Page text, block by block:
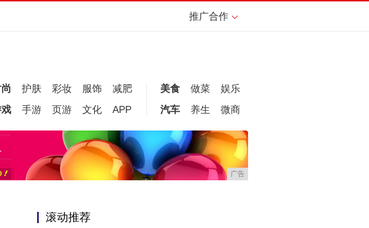
推广合作
护肤 彩妆 服饰
减肥
手游 页游 文化 APP
美食 做菜
娱乐
汽车
养生 微商
广告
滚动推荐